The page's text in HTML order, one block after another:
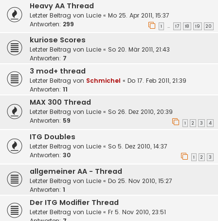
Heavy AA Thread
Letzter Beitrag von Lucie « Mo 25. Apr 2011, 15:37
Antworten: 299 1 … 17 18 19 20
kuriose Scores
Letzter Beitrag von Lucie « So 20. Mär 2011, 21:43
Antworten: 7
3 mod+ thread
Letzter Beitrag von Schmichel « Do 17. Feb 2011, 21:39
Antworten: 11
MAX 300 Thread
Letzter Beitrag von Lucie « So 26. Dez 2010, 20:39
Antworten: 59 1 2 3 4
ITG Doubles
Letzter Beitrag von Lucie « So 5. Dez 2010, 14:37
Antworten: 30 1 2 3
allgemeiner AA - Thread
Letzter Beitrag von Lucie « Do 25. Nov 2010, 15:27
Antworten: 1
Der ITG Modifier Thread
Letzter Beitrag von Lucie « Fr 5. Nov 2010, 23:51